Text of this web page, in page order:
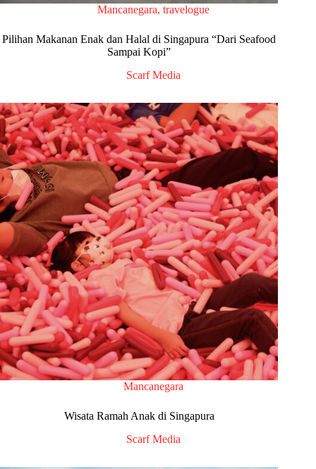
Mancanegara, travelogue
Pilihan Makanan Enak dan Halal di Singapura “Dari Seafood
Sampai Kopi”
Scarf Media
Mancanegara
Wisata Ramah Anak di Singapura
Scarf Media